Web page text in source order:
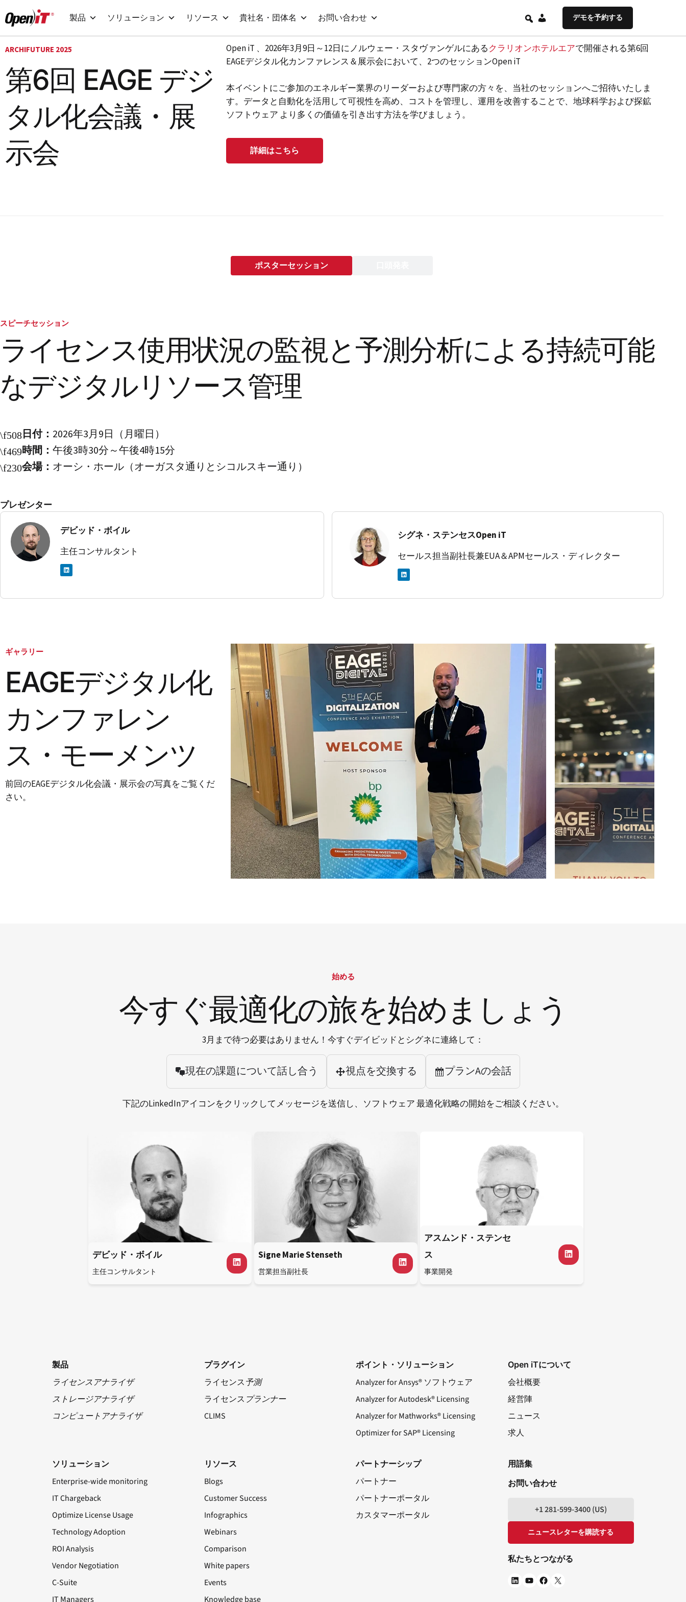
ン
ツ
へ
動
製品 ソリューション リソース 貴社名・団体名 お問い合わせ デモを予約する
ARCHIFUTURE 2025
第6回 EAGE デジ
タル化会議・展
示会
Open iT 、2026年3月9日～12日にノルウェー・スタヴァンゲルにあるクラリオンホテルエアで開催される第6回
EAGEデジタル化カンファレンス＆展示会において、2つのセッションOpen iT
本イベントにご参加のエネルギー業界のリーダーおよび専門家の方々を、当社のセッションへご招待いたしま
す。データと自動化を活用して可視性を高め、コストを管理し、運用を改善することで、地球科学および探鉱
ソフトウェア より多くの価値を引き出す方法を学びましょう。
詳細はこちら
ポスターセッション
スピーチセッション
ライセンス使用状況の監視と予測分析による持続可能
なデジタルリソース管理
日付： 2026年3月9日（月曜日）
時間： 午後3時30分～午後4時15分
会場： オーシ・ホール（オーガスタ通りとシコルスキー通り）
プレゼンター
デビッド・ボイル
主任コンサルタント
リ
ン
ク
シグネ・ステンセスOpen iT
セールス担当副社長兼EUA＆APMセールス・ディレクター
リ
ン
ク
ン
ギャラリー
EAGEデジタル化
カンファレン
ス・モーメンツ
前回のEAGEデジタル化会議・展示会の写真をご覧くだ
さい。
始める
今すぐ最適化の旅を始めましょう
3月まで待つ必要はありません！今すぐデイビッドとシグネに連絡して：
現在の課題について話し合う 視点を交換する プランAの会話
下記のLinkedInアイコンをクリックしてメッセージを送信し、ソフトウェア 最適化戦略の開始をご相談ください。
デビッド・ボイル
主任コンサルタント
Signe Marie Stenseth
営業担当副社長
アスムンド・ステンセ
ス
事業開発
製品
ライセンスアナライザ
ストレージアナライザ
コンピュートアナライザ
プラグイン
ライセンス予測
ライセンス プランナー
CLIMS
ポイント・ソリューション
Analyzer for Ansys® ソフトウェア
Analyzer for Autodesk® Licensing
Analyzer for Mathworks® Licensing
Optimizer for SAP® Licensing
Open iTについて
会社概要
経営陣
ニュース
求人
ソリューション
Enterprise-wide monitoring
IT Chargeback
Optimize License Usage
Technology Adoption
ROI Analysis
Vendor Negotiation
C-Suite
IT Managers
リソース
Blogs
Customer Success
Infographics
Webinars
Comparison
White papers
Events
Knowledge base
パートナーシップ
パートナー
パートナーポータル
カスタマーポータル
用語集
お問い合わせ
+1 281-599-3400 (US)
ニュースレターを購読する
私たちとつながる